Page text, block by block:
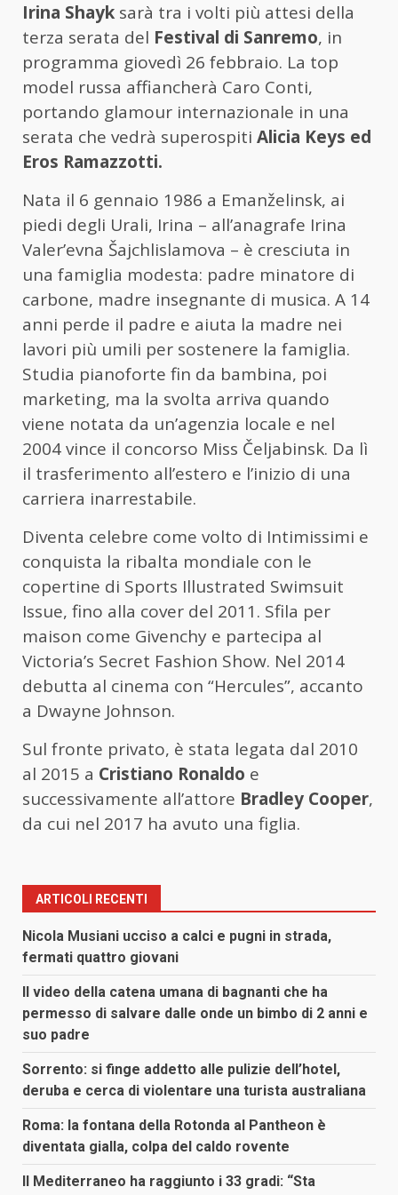
Irina Shayk sarà tra i volti più attesi della
terza serata del Festival di Sanremo, in
programma giovedì 26 febbraio. La top
model russa affiancherà Caro Conti,
portando glamour internazionale in una
serata che vedrà superospiti Alicia Keys ed
Eros Ramazzotti.
Nata il 6 gennaio 1986 a Emanželinsk, ai
piedi degli Urali, Irina – all’anagrafe Irina
Valer’evna Šajchlislamova – è cresciuta in
una famiglia modesta: padre minatore di
carbone, madre insegnante di musica. A 14
anni perde il padre e aiuta la madre nei
lavori più umili per sostenere la famiglia.
Studia pianoforte fin da bambina, poi
marketing, ma la svolta arriva quando
viene notata da un’agenzia locale e nel
2004 vince il concorso Miss Čeljabinsk. Da lì
il trasferimento all’estero e l’inizio di una
carriera inarrestabile.
Diventa celebre come volto di Intimissimi e
conquista la ribalta mondiale con le
copertine di Sports Illustrated Swimsuit
Issue, fino alla cover del 2011. Sfila per
maison come Givenchy e partecipa al
Victoria’s Secret Fashion Show. Nel 2014
debutta al cinema con “Hercules”, accanto
a Dwayne Johnson.
Sul fronte privato, è stata legata dal 2010
al 2015 a Cristiano Ronaldo e
successivamente all’attore Bradley Cooper,
da cui nel 2017 ha avuto una figlia.
ARTICOLI RECENTI
Nicola Musiani ucciso a calci e pugni in strada,
fermati quattro giovani
Il video della catena umana di bagnanti che ha
permesso di salvare dalle onde un bimbo di 2 anni e
suo padre
Sorrento: si finge addetto alle pulizie dell’hotel,
deruba e cerca di violentare una turista australiana
Roma: la fontana della Rotonda al Pantheon è
diventata gialla, colpa del caldo rovente
Il Mediterraneo ha raggiunto i 33 gradi: “Sta